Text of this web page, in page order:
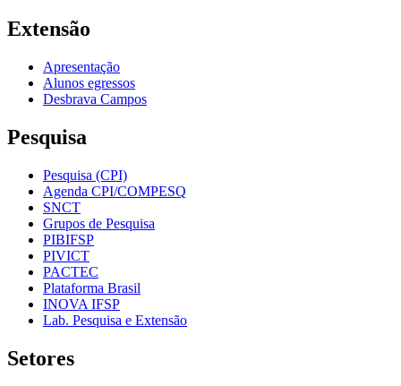
Extensão
Apresentação
Alunos egressos
Desbrava Campos
Pesquisa
Pesquisa (CPI)
Agenda CPI/COMPESQ
SNCT
Grupos de Pesquisa
PIBIFSP
PIVICT
PACTEC
Plataforma Brasil
INOVA IFSP
Lab. Pesquisa e Extensão
Setores